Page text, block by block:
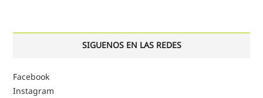
SIGUENOS EN LAS REDES
Facebook
Instagram